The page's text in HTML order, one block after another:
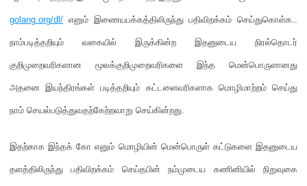
golang.org/dl/ எனும் இணையபக்கத்திலிருந்து பதிவிறக்கம் செய்துகொள்க..
நாம்படித்தறியும் வகையில் இருக்கின்ற இதனுடைய நிரல்தொடர்
குறிமுறைவரிகளான மூலக்குறிமுறைவரிகளை இந்த மென்பொருளானது
அதனை இயந்திரங்கள் படித்தறியும் கட்டளைவரிகளாக மொழிமாற்றம் செய்து
நாம் செயல்படுத்துவதற்கேற்றவாறு செய்கின்றது.
இதற்காக இந்தக் கோ எனும் மொழியின் மென்பொருள் கட்டுகளை இதனுடைய
தளத்திலிருந்து பதிவிறக்கம் செய்தபின் நம்முடைய கணினியில் நிறுவுகை